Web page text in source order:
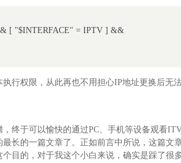
[ "$INTERFACE" = IPTV ] &&
行权限，从此再也不用担心IP地址更换后无
终于可以愉快的通过PC、手机等设备观看
长的一篇文章了。正如前言中所说，这篇文
目的，对于我这个小白来说，确实是踩了很